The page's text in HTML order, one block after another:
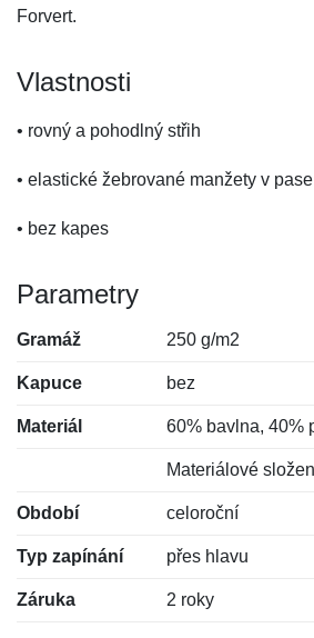
Forvert.
Vlastnosti
• rovný a pohodlný střih
• elastické žebrované manžety v
• bez kapes
Parametry
Gramáž 250 g/m2
Kapuce bez
Materiál 60% bavlna, 40%
Materiálové
Období celoroční
Typ zapínání přes hlavu
Záruka 2 roky